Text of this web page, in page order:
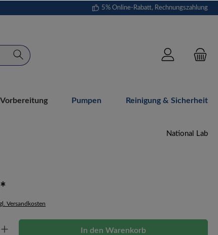
5% Online-Rabatt, Rechnungszahlung
Pumpen Reinigung & Sicherheit
National Lab
Versandkosten
gewünschten Wert ein oder benutze die Schaltflächen um die Anzahl zu
In den Warenkorb